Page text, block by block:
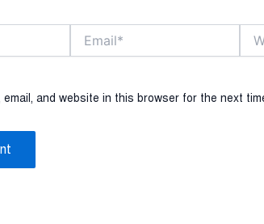
email, and website in this browser for the next